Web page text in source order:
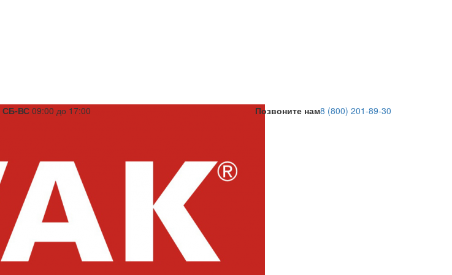
СБ-ВС 09:00 до 17:00 Позвоните нам8 (800) 201-89-30